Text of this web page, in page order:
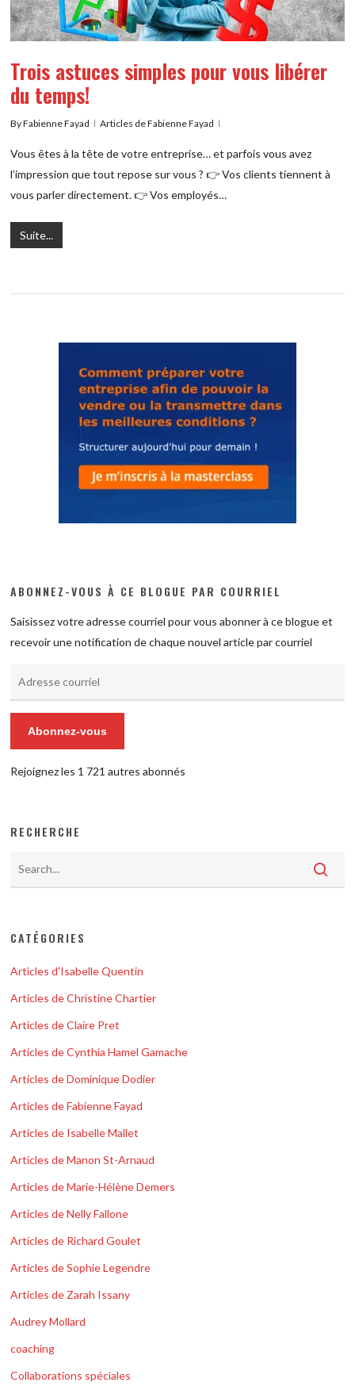
Trois astuces simples pour vous libérer
du temps!
ByFabienne Fayad Articles de Fabienne Fayad
Vous êtes à la tête de votre entreprise… et parfois vous avez
l’impression que tout repose sur vous ? 👉 Vos clients tiennent à
vous parler directement. 👉 Vos employés…
Suite...
ABONNEZ-VOUS À CE BLOGUE PAR COURRIEL
Saisissez votre adresse courriel pour vous abonner à ce blogue et
recevoir une notification de chaque nouvel article par courriel
Abonnez-vous
Rejoignez les 1 721 autres abonnés
RECHERCHE
CATÉGORIES
Articles d'Isabelle Quentin
Articles de Christine Chartier
Articles de Claire Pret
Articles de Cynthia Hamel Gamache
Articles de Dominique Dodier
Articles de Fabienne Fayad
Articles de Isabelle Mallet
Articles de Manon St-Arnaud
Articles de Marie-Hélène Demers
Articles de Nelly Fallone
Articles de Richard Goulet
Articles de Sophie Legendre
Articles de Zarah Issany
Audrey Mollard
coaching
Collaborations spéciales